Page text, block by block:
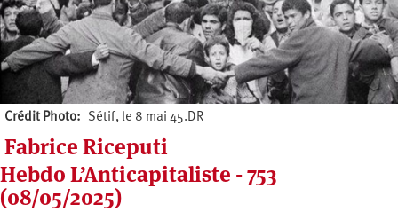
Crédit Photo Sétif, le 8 mai 45.DR
Fabrice Riceputi
Hebdo L’Anticapitaliste - 753
(08/05/2025)